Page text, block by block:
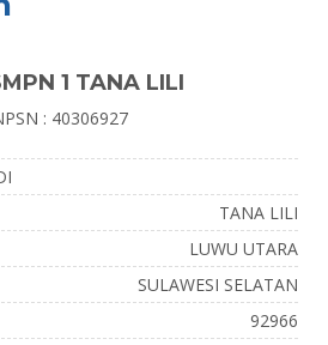
1 TANA LILI
: 40306927
TANA LILI
LUWU UTARA
SULAWESI SELATAN
92966